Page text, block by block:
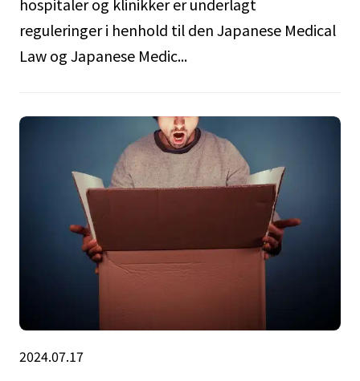
reguleringer i henhold til den Japanese Medical
Law og Japanese Medic...
2024.07.17